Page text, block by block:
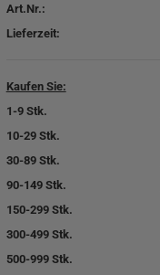
Art.Nr.:
Lieferzeit:
Kaufen Sie:
1-9 Stk.
10-29 Stk.
30-89 Stk.
90-149 Stk.
150-299 Stk.
300-499 Stk.
500-999 Stk.